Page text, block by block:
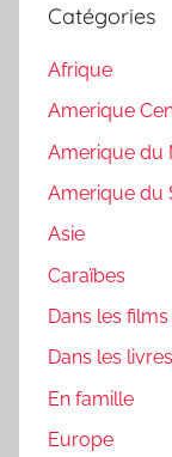
Catégories
Afrique
Amerique
Amerique du
Amerique du
Asie
Caraïbes
Dans les films
Dans les livres
En famille
Europe